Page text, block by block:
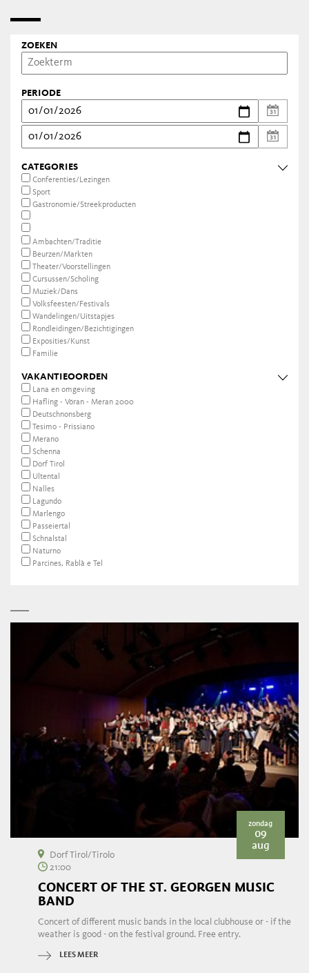
ZOEKEN
PERIODE
CATEGORIES
Conferenties/Lezingen
Sport
Gastronomie/Streekproducten
Ambachten/Traditie
Beurzen/Markten
Theater/Voorstellingen
Cursussen/Scholing
Muziek/Dans
Volksfeesten/Festivals
Wandelingen/Uitstapjes
Rondleidingen/Bezichtigingen
Exposities/Kunst
Familie
VAKANTIEOORDEN
Lana en omgeving
Hafling - Vöran - Meran 2000
Deutschnonsberg
Tesimo - Prissiano
Merano
Schenna
Dorf Tirol
Ultental
Nalles
Lagundo
Marlengo
Passeiertal
Schnalstal
Naturno
Parcines, Rablà e Tel
zondag
09
aug
Dorf Tirol/Tirolo
21:00
CONCERT OF THE ST. GEORGEN MUSIC
BAND
Concert of different music bands in the local clubhouse or - if the
weather is good - on the festival ground. Free entry.
LEES MEER